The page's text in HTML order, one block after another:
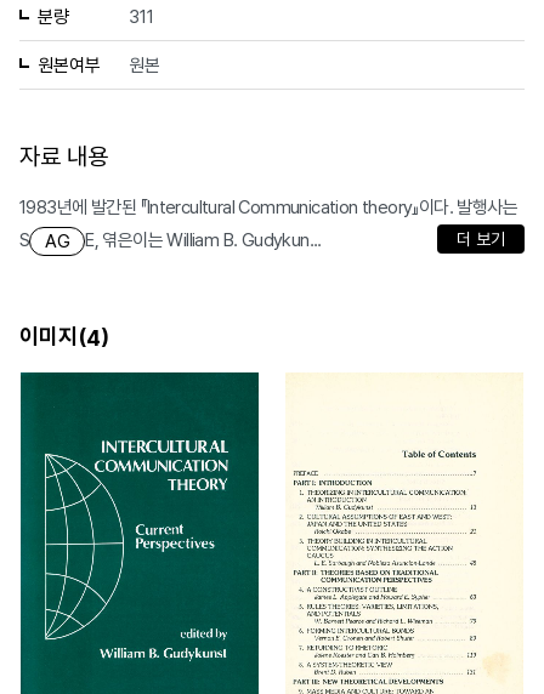
분량 311
원본여부 원본
자료 내용
1983년에 발간된 『Intercultural Communication theory』이다. 발행사는
S
AG E, 엮은이는 William B. Gudykun... 더 보기
이미지(4)